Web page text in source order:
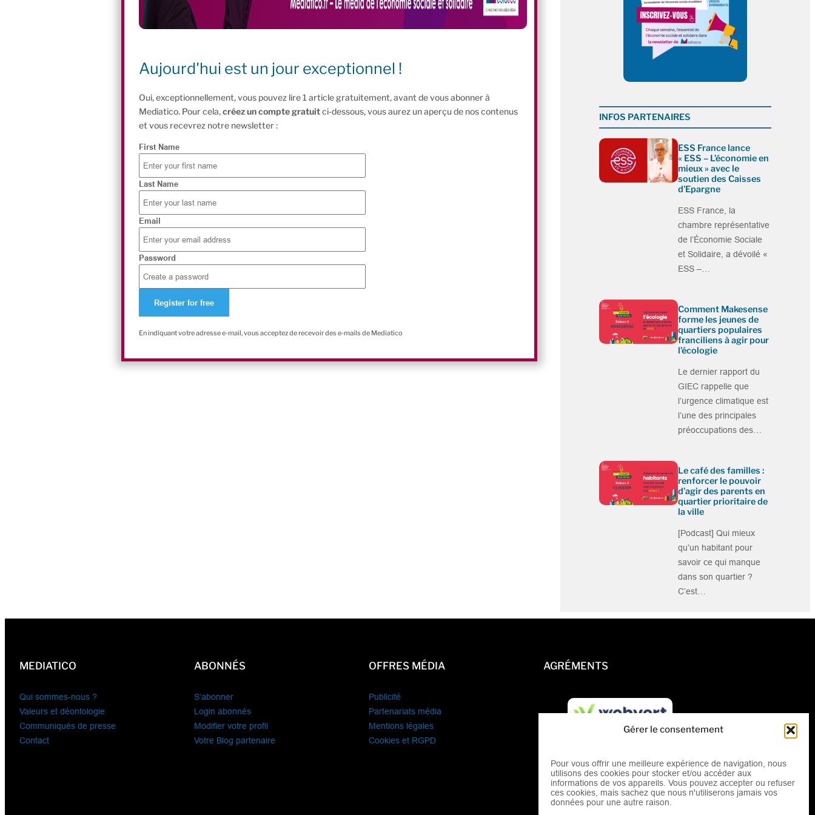
Gérer le consentement
Pour vous offrir une meilleure expérience de navigation, nous
utilisons des cookies pour stocker et/ou accéder aux
informations de vos appareils. Vous pouvez accepter ou refuser
ces cookies, mais sachez que nous n'utiliserons jamais vos
données pour une autre raison.
Aujourd'hui est un jour exceptionnel !
Oui, exceptionnellement, vous pouvez lire 1 article gratuitement, avant de vous abonner à
Mediatico. Pour cela,créez un compte gratuitci-dessous, vous aurez un aperçu de nos contenus
et vous recevrez notre newsletter :
First Name
Last Name
Email
Password
En indiquant votre adresse e-mail, vous acceptez de recevoir des e-mails de Mediatico
INFOS PARTENAIRES
ESS France lance
« ESS – L’économie en
mieux » avec le
soutien des Caisses
d’Epargne
ESS France, la
chambre représentative
de l’Économie Sociale
et Solidaire, a dévoilé «
ESS –…
Comment Makesense
forme les jeunes de
quartiers populaires
franciliens à agir pour
l’écologie
Le dernier rapport du
GIEC rappelle que
l’urgence climatique est
l’une des principales
préoccupations des…
Le café des familles :
renforcer le pouvoir
d’agir des parents en
quartier prioritaire de
la ville
[Podcast] Qui mieux
qu’un habitant pour
savoir ce qui manque
dans son quartier ?
C’est…
MEDIATICO
Qui sommes-nous ?
Valeurs et déontologie
Communiqués de presse
Contact
ABONNÉS
S’abonner
Login abonnés
Modifier votre profil
Votre Blog partenaire
OFFRES MÉDIA
Publicité
Partenariats média
Mentions légales
Cookies et RGPD
AGRÉMENTS